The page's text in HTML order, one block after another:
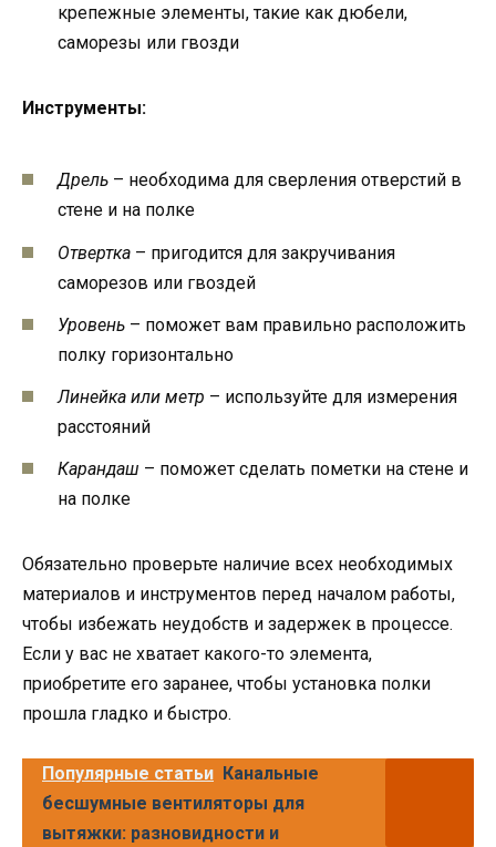
крепежные элементы, такие как дюбели,
саморезы или гвозди
Инструменты:
Дрель – необходима для сверления отверстий в
стене и на полке
Отвертка – пригодится для закручивания
саморезов или гвоздей
Уровень – поможет вам правильно расположить
полку горизонтально
Линейка или метр – используйте для измерения
расстояний
Карандаш – поможет сделать пометки на стене и
на полке
Обязательно проверьте наличие всех необходимых
материалов и инструментов перед началом работы,
чтобы избежать неудобств и задержек в процессе.
Если у вас не хватает какого-то элемента,
приобретите его заранее, чтобы установка полки
прошла гладко и быстро.
Популярные статьи Канальные
бесшумные вентиляторы для
вытяжки: разновидности и